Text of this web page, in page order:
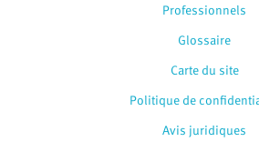
Professionnels
Glossaire
Carte du site
Politique de
Avis juridiques